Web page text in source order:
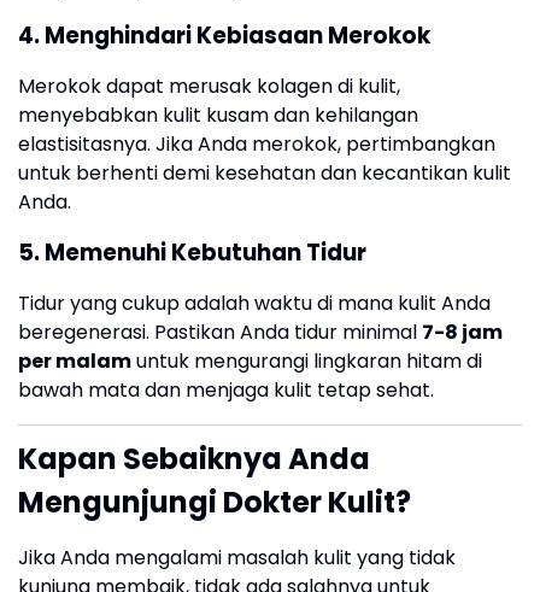
4.Menghindari Kebiasaan Merokok
Merokok dapat merusak kolagen di kulit,
menyebabkan kulit kusam dan kehilangan
elastisitasnya. Jika Anda merokok, pertimbangkan
untuk berhenti demi kesehatan dan kecantikan kulit
Anda.
5.Memenuhi Kebutuhan Tidur
Tidur yang cukup adalah waktu di mana kulit Anda
beregenerasi. Pastikan Anda tidur minimal 7-8 jam
per malamuntuk mengurangi lingkaran hitam di
bawah mata dan menjaga kulit tetap sehat.
Kapan Sebaiknya Anda
Mengunjungi Dokter Kulit?
Jika Anda mengalami masalah kulit yang tidak